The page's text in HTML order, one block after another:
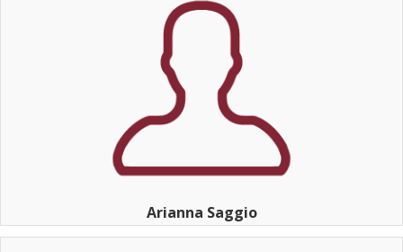
Arianna Saggio